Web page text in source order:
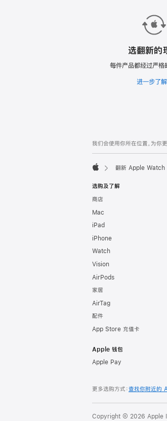
选翻新的
每件产品都经过严格
进一步了解
页
脚
注
我们会使用你所在位置，为你
翻新 Apple Watch
选购及了解
商店
Mac
iPad
iPhone
Watch
Vision
AirPods
家居
AirTag
配件
App Store 充值卡
Apple 钱包
Apple Pay
更多选购方式：查找你附近的
Copyright © 2026 Apple